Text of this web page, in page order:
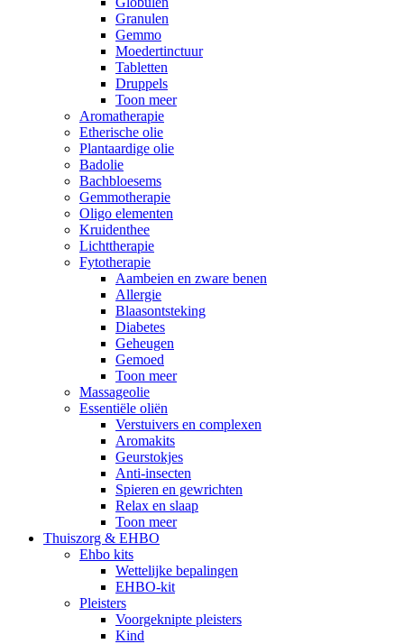
Granulen
Gemmo
Moedertinctuur
Tabletten
Druppels
Toon meer
Aromatherapie
Etherische olie
Plantaardige olie
Badolie
Bachbloesems
Gemmotherapie
Oligo elementen
Kruidenthee
Lichttherapie
Fytotherapie
Aambeien en zware benen
Allergie
Blaasontsteking
Diabetes
Geheugen
Gemoed
Toon meer
Massageolie
Essentiële oliën
Verstuivers en complexen
Aromakits
Geurstokjes
Anti-insecten
Spieren en gewrichten
Relax en slaap
Toon meer
Thuiszorg & EHBO
Ehbo kits
Wettelijke bepalingen
EHBO-kit
Pleisters
Voorgeknipte pleisters
Kind